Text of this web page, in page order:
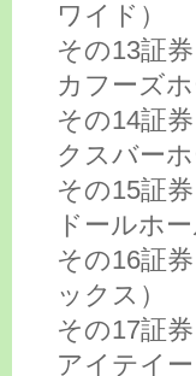
ワイド）
その13証
カフーズ
その14証
クスバー
その15証
ドールホ
その16証
ックス）
その17証
アイテイー